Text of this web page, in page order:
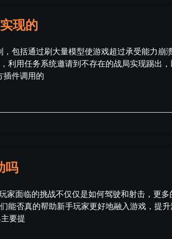
现的
包括通过刷大量模型使游戏超过承受能力
利用任务系统邀请到不存在的战局实现踢出
插件调用的
吗
家面临的挑战不仅仅是如何驾驶和射击，更
能否真的帮助新手玩家更好地融入游戏，提
要提